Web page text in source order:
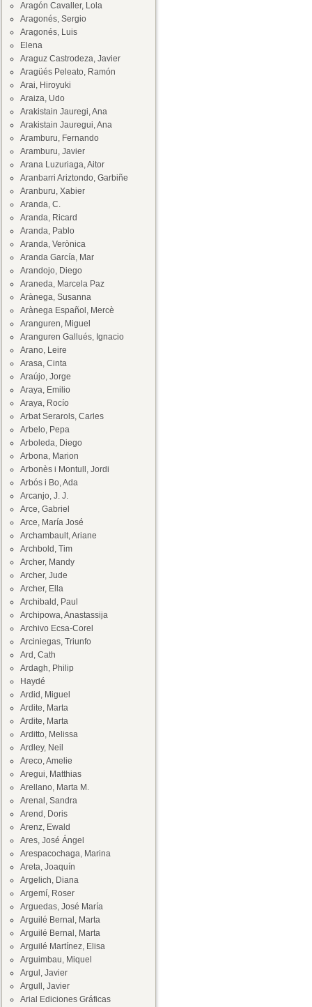
Aragón Cavaller, Lola
Aragonés, Sergio
Aragonés, Luis
Elena
Araguz Castrodeza, Javier
Aragüés Peleato, Ramón
Arai, Hiroyuki
Araiza, Udo
Arakistain Jauregi, Ana
Arakistain Jauregui, Ana
Aramburu, Fernando
Aramburu, Javier
Arana Luzuriaga, Aitor
Aranbarri Ariztondo, Garbiñe
Aranburu, Xabier
Aranda, C.
Aranda, Ricard
Aranda, Pablo
Aranda, Verònica
Aranda García, Mar
Arandojo, Diego
Araneda, Marcela Paz
Arànega, Susanna
Arànega Español, Mercè
Aranguren, Miguel
Aranguren Gallués, Ignacio
Arano, Leire
Arasa, Cinta
Araújo, Jorge
Araya, Emilio
Araya, Rocío
Arbat Serarols, Carles
Arbelo, Pepa
Arboleda, Diego
Arbona, Marion
Arbonès i Montull, Jordi
Arbós i Bo, Ada
Arcanjo, J. J.
Arce, Gabriel
Arce, María José
Archambault, Ariane
Archbold, Tim
Archer, Mandy
Archer, Jude
Archer, Ella
Archibald, Paul
Archipowa, Anastassija
Archivo Ecsa-Corel
Arciniegas, Triunfo
Ard, Cath
Ardagh, Philip
Haydé
Ardid, Miguel
Ardite, Marta
Ardite, Marta
Arditto, Melissa
Ardley, Neil
Areco, Amelie
Aregui, Matthias
Arellano, Marta M.
Arenal, Sandra
Arend, Doris
Arenz, Ewald
Ares, José Ángel
Arespacochaga, Marina
Areta, Joaquín
Argelich, Diana
Argemí, Roser
Arguedas, José María
Arguilé Bernal, Marta
Arguilé Bernal, Marta
Arguilé Martínez, Elisa
Arguimbau, Miquel
Argul, Javier
Argull, Javier
Arial Ediciones Gráficas